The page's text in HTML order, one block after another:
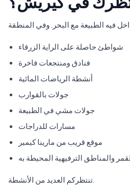
شواطئ حاصلة على الراية الزرقاء
فنادق ومنتجعات فاخرة
أنشطة الرياضات المائية
جولات بالقوارب
جولات مشي في الطبيعة
مسارات للدراجات
موقع قريب من مارينا كيمير
والمناطق الترفيهية المحيطة به
تنتظركم العديد من الأنشطة.